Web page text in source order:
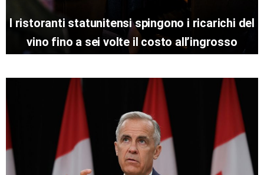
I ristoranti statunitensi spingono i ricarichi del
vino fino a sei volte il costo all’ingrosso